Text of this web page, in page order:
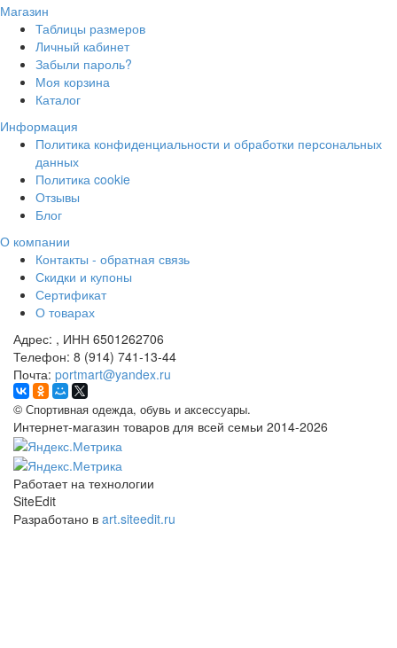
Магазин
Таблицы размеров
Личный кабинет
Забыли пароль?
Моя корзина
Каталог
Информация
Политика конфиденциальности и обработки персональных
данных
Политика cookie
Отзывы
Блог
О компании
Контакты - обратная связь
Скидки и купоны
Сертификат
О товарах
Адрес: , ИНН 6501262706
Телефон: 8 (914) 741-13-44
Почта: portmart@yandex.ru
© Спортивная одежда, обувь и аксессуары.
Интернет-магазин товаров для всей семьи 2014-2026
Работает на технологии
SiteEdit
Разработано в art.siteedit.ru